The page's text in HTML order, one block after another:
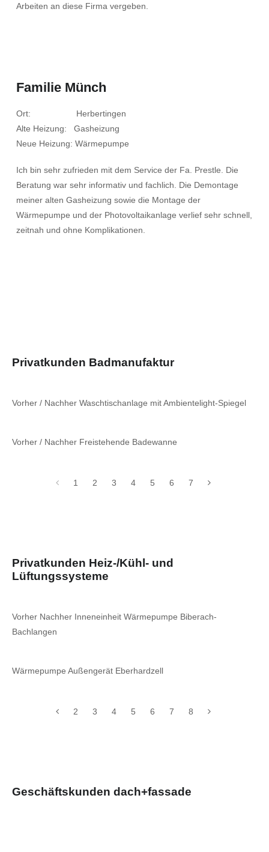
Arbeiten an diese Firma vergeben.
Familie Münch
Ort: Herbertingen
Alte Heizung: Gasheizung
Neue Heizung: Wärmepumpe
Ich bin sehr zufrieden mit dem Service der Fa. Prestle. Die
Beratung war sehr informativ und fachlich. Die Demontage
meiner alten Gasheizung sowie die Montage der
Wärmepumpe und der Photovoltaikanlage verlief sehr schnell,
zeitnah und ohne Komplikationen.
Privatkunden Badmanufaktur
Vorher / Nachher Waschtischanlage mit Ambientelight-Spiegel
Vorher / Nachher Freistehende Badewanne
1 2 3 4 5 6 7
Privatkunden Heiz-/Kühl- und
Lüftungssysteme
Vorher Nachher Inneneinheit Wärmepumpe Biberach-
Bachlangen
Wärmepumpe Außengerät Eberhardzell
2 3 4 5 6 7 8
Geschäftskunden dach+fassade